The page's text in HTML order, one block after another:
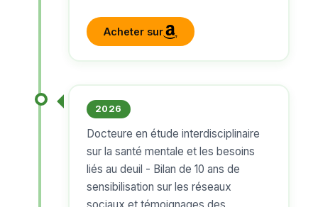
Acheter sur
2026
Docteure en étude interdisciplinaire
sur la santé mentale et les besoins
liés au deuil - Bilan de 10 ans de
sensibilisation sur les réseaux